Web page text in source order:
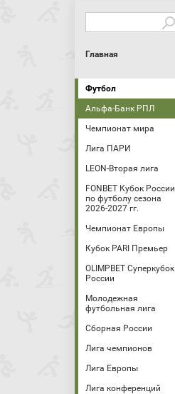
Главная
Футбол
Альфа-Банк РПЛ
Чемпионат мира
Лига ПАРИ
LEON-Вторая лига
FONBET Кубок России
по футболу сезона
2026-2027 гг.
Чемпионат Европы
Кубок PARI Премьер
OLIMPBET Суперкубок
России
Молодежная
футбольная лига
Сборная России
Лига чемпионов
Лига Европы
Лига конференций